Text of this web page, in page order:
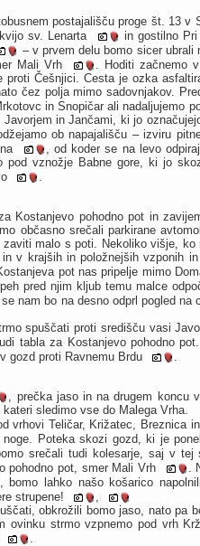
postajališču proge št. 13 v
sv. Lenarta
in gostilno
– v prvem delu bomo sicer ubrali
Mali Vrh
. Hoditi začnemo
Češnjici. Cesta je ozka
čez polja mimo sadovnjakov.
in Snopičar ali nadaljujemo
in Jančami, ki jo
ob napajališču – izviru
, od koder se na levo
pod vznožje Babne gore, ki jo
.
Kostanjevo pohodno pot in
občasno srečali parkirane
malo s poti. Nekoliko višje,
v krajših in položnejših vzponih
pot nas pripelje mimo
pred njim kljub temu malce
nam bo na desno odprl pogled
spuščati proti središču vasi
tabla za Kostanjevo pohodno
gozd proti Ravnemu Brdu
.
, prečka jaso in na drugem koncu
sledimo vse do Malega Vrha.
vrhovi Teličar, Križatec, Breznica
Poteka skozi gozd, ki je
srečali tudi kolesarje, saj v tej
pohodno pot, smer Mali Vrh
.
lahko našo košarico
strupene!
,
obkrožili bomo jaso, nato pa
ovinku strmo vzpnemo pod vrh
.